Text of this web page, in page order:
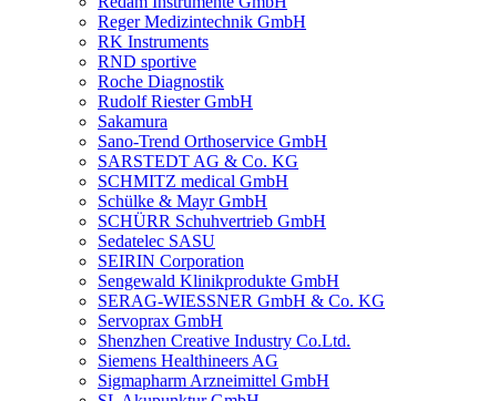
Reger Medizintechnik GmbH
RK Instruments
RND sportive
Roche Diagnostik
Rudolf Riester GmbH
Sakamura
Sano-Trend Orthoservice GmbH
SARSTEDT AG & Co. KG
SCHMITZ medical GmbH
Schülke & Mayr GmbH
SCHÜRR Schuhvertrieb GmbH
Sedatelec SASU
SEIRIN Corporation
Sengewald Klinikprodukte GmbH
SERAG-WIESSNER GmbH & Co. KG
Servoprax GmbH
Shenzhen Creative Industry Co.Ltd.
Siemens Healthineers AG
Sigmapharm Arzneimittel GmbH